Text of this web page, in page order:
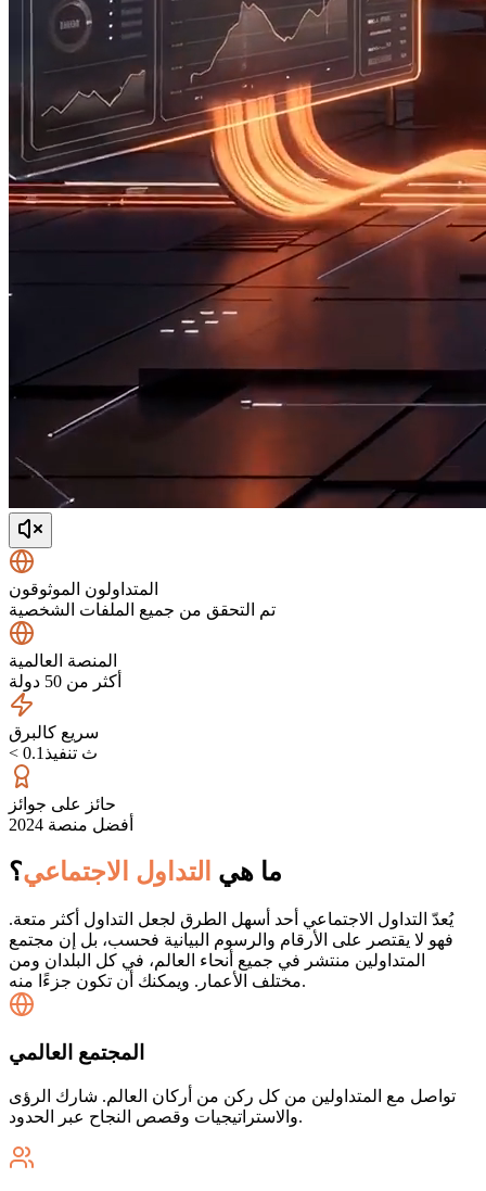
المتداولون الموثوقون
تم التحقق من جميع الملفات الشخصية
المنصة العالمية
أكثر من 50 دولة
سريع كالبرق
< 0.1ث تنفيذ
حائز على جوائز
أفضل منصة 2024
ما هي التداول الاجتماعي؟
يُعدّ التداول الاجتماعي أحد أسهل الطرق لجعل التداول أكثر متعة.
فهو لا يقتصر على الأرقام والرسوم البيانية فحسب، بل إن مجتمع
المتداولين منتشر في جميع أنحاء العالم، في كل البلدان ومن
مختلف الأعمار. ويمكنك أن تكون جزءًا منه.
المجتمع العالمي
تواصل مع المتداولين من كل ركن من أركان العالم. شارك الرؤى
والاستراتيجيات وقصص النجاح عبر الحدود.